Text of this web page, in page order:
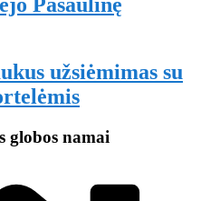
užsiėmimas su
globos namai